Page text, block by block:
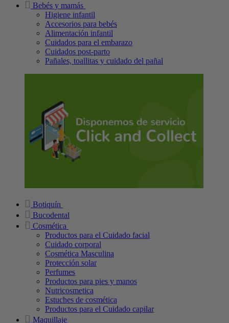
Bebés y mamás
Higiene infantil
Accesorios para bebés
Alimentación infantil
Cuidados para el embarazo
Cuidados post-parto
Pañales, toallitas y cuidado del pañal
Botiquín
Bucodental
Cosmética
Productos para el Cuidado facial
Cuidado corporal
Cosmética Masculina
Protección solar
Perfumes
Productos para pies y manos
Nutricosmetica
Estuches de cosmética
Productos para el Cuidado capilar
Maquillaje